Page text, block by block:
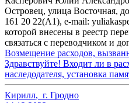
Островец, улица Восточная,
161 20 22(А1), e-mail:
которой внесены в реестр
связаться с переводчиком и
Возмещение расходов,
Здравствуйте! Входит ли в
наследодателя, установка
Кирилл, г. Гродно